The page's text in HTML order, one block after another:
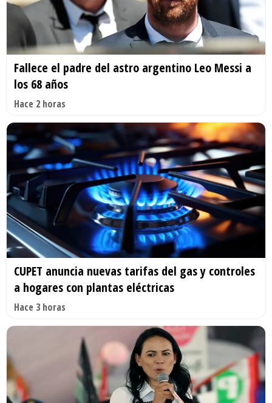
Fallece el padre del astro argentino Leo Messi a
los 68 años
Hace 2 horas
CUPET anuncia nuevas tarifas del gas y controles
a hogares con plantas eléctricas
Hace 3 horas